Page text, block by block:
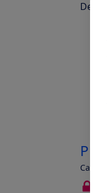
Deze